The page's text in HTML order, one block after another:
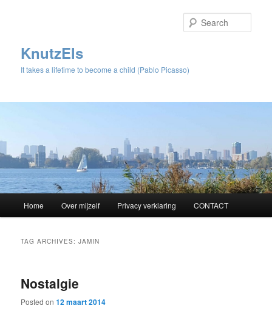
KnutzEls
It takes a lifetime to become a child (Pablo Picasso)
Skip
content
Skip
content
Home Over mijzelf Privacy verklaring CONTACT
TAG ARCHIVES:JAMIN
Nostalgie
Posted on12 maart 2014